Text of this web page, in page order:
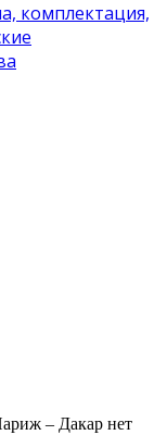
комплектация,
– Дакар нет